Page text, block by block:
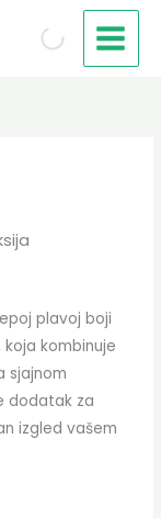
RSD
plavoj boji
kombinuje
sjajnom
dodatak za
izgled vašem